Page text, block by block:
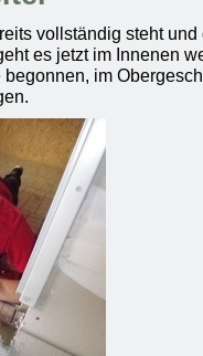
vollständig steht
es jetzt im Innenen
im